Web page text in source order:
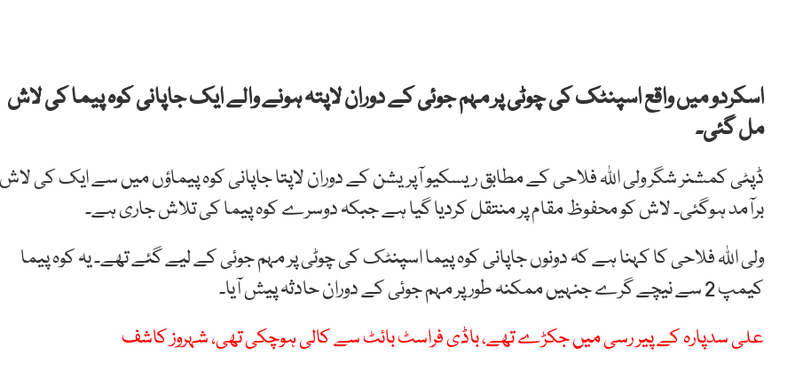
اسکردو میں واقعاسپنٹک کی چوٹی پر مہم جوئی کے دوران لاپتہ ہونے والے ایک جاپانی کوہ پیما کی لاش
مل گئی۔
ڈپٹی کمشنر شگر ولی اللہ فلاحی کے مطابق ریسکیو آپریشن کے دوران لاپتا جاپانی کوہ پیماؤں میں سے ایک کی لاش
برآمد ہوگئی۔ لاش کو محفوظ مقام پر منتقل کردیا گیا ہے جبکہ دوسرے کوہ پیما کی تلاش جاری ہے۔
ولی اللہ فلاحی کا کہنا ہے کہ دونوں جاپانی کوہ پیما اسپنٹک کی چوٹی پر مہم جوئی کے لیے گئے تھے۔ یہ کوہ پیما
کیمپ 2 سے نیچے گرے جنہیں ممکنہ طور پر مہم جوئی کے دوران حادثہ پیش آیا۔
علی سدپارہ کے پیر رسی میں جکڑے تھے، باڈی فراسٹ بائٹ سے کالی ہوچکی تھی، شہروز کاشف